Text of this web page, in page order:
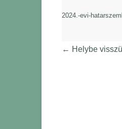
2024.-evi-
← Helybe